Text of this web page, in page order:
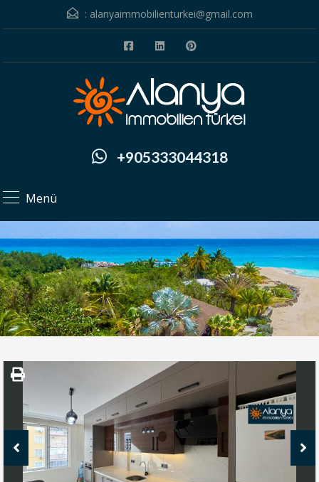
: alanyaimmobilienturkei@gmail.com
+905333044318
Menü